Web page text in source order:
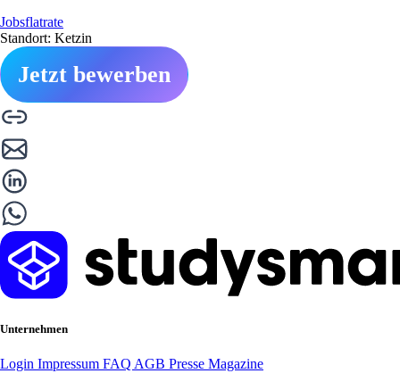
Jobsflatrate
Standort: Ketzin
Jetzt bewerben
Unternehmen
Login Impressum FAQ AGB Presse Magazine